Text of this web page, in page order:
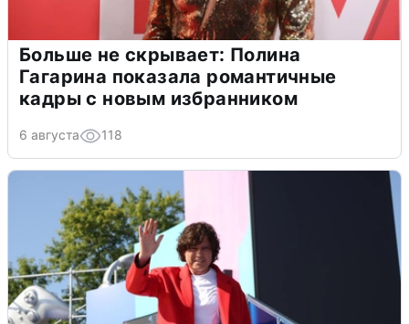
Больше не скрывает: Полина
Гагарина показала романтичные
кадры с новым избранником
6 августа 118